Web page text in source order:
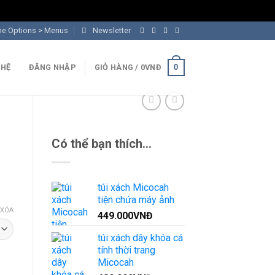
Options > Menus Newsletter
ĐĂNG NHẬP GIỎ HÀNG / 0VNĐ 0
Có thể bạn thích…
túi xách Micocah
tiện chứa máy ảnh
449.000VNĐ
túi xách dây khóa cá
tính thời trang
Micocah
XÓA